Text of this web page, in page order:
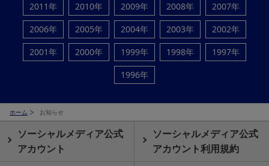
2011年
2010年 2009年 2008年
2007年
2006年
2005年 2004年 2003年
2002年
2001年
2000年 1999年 1998年
1997年
1996年
ホーム お知らせ
ソーシャルメディア公式
アカウント
ソーシャルメディア公式
アカウント利用規約